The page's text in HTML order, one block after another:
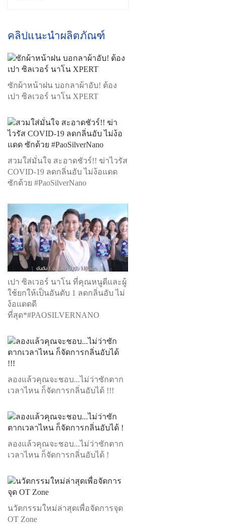
คลิปแนะนำผลิตภัณฑ์
ซักผ้าหน้าฝน บอกลาผ้าอับ! ต้อง
เปา ซิลเวอร์ นาโน XPERT
สวมใส่มั่นใจ สะอาดชัวร์!! ฆ่าไวรัส
COVID-19 ลดกลิ่นอับ ไม่ง้อแดด
ซักด้วย #PaoSilverNano
เปา ซิลเวอร์ นาโน ที่คุณหนูดีและผู้
ใช้ยกให้เป็นอันดับ 1 ลดกลิ่นอับ ไม่
ง้อแดดดี
ที่สุด*#PAOSILVERNANO
ลองแล้วคุณจะชอบ...ไม่ว่าซักตาก
เวลาไหน ก็จัดการกลิ่นอับได้ !!!
ลองแล้วคุณจะชอบ...ไม่ว่าซักตาก
เวลาไหน ก็จัดการกลิ่นอับได้ !
นวัตกรรมใหม่ล่าสุดเพื่อจัดการจุด
OT Zone